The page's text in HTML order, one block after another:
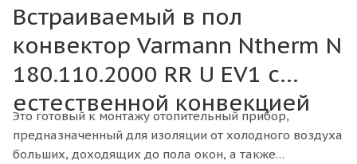
Встраиваемый в пол
конвектор Varmann Ntherm N
180.110.2000 RR U EV1 с
естественной конвекцией
Это готовый к монтажу отопительный прибор,
предназначенный для изоляции от холодного воздуха
больших, доходящих до пола окон, а также